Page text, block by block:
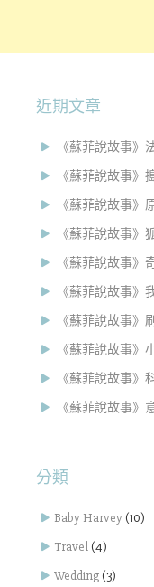
近期文章
《蘇菲說故事》
《蘇菲說故事》
《蘇菲說故事》
《蘇菲說故事》
《蘇菲說故事》
《蘇菲說故事》
《蘇菲說故事》
《蘇菲說故事》
《蘇菲說故事》
《蘇菲說故事》
分類
Baby Harvey (10)
Travel (4)
Wedding (3)